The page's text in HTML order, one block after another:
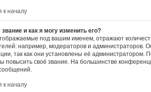
к началу
звание и как я могу изменить его?
под вашим именем, отражают
например, модераторов и
так как они установлены её
повысить своё звание. На большинстве
к началу